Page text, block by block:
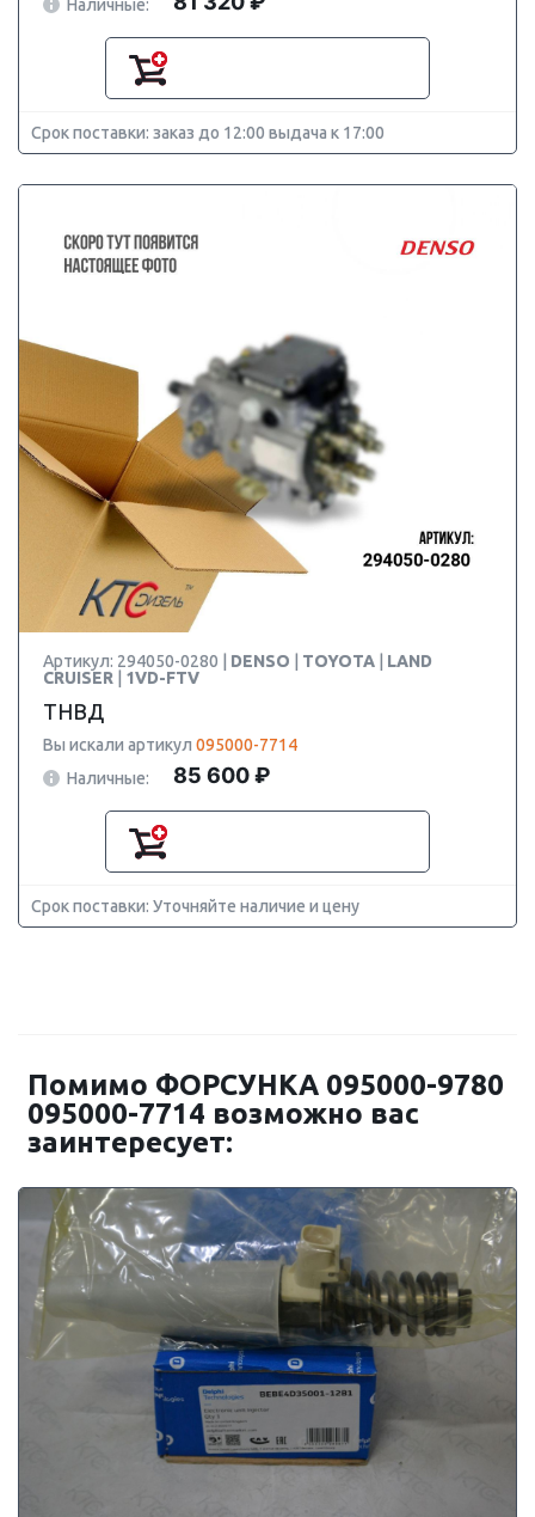
Наличные:
Срок поставки: заказ до 12:00 выдача к 17:00
Артикул: 294050-0280 | DENSO TOYOTA
LAND
CRUISER
1VD-FTV
ТНВД
Вы искали артикул 095000-7714
Наличные:
85 600 ₽
Срок поставки: Уточняйте наличие и цену
Помимо ФОРСУНКА 095000-9780
095000-7714 возможно вас
заинтересует: